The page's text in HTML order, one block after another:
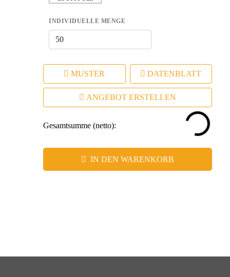
INDIVIDUELLE MENGE
MUSTER DATENBLATT
ANGEBOT ERSTELLEN
Gesamtsumme (netto):
IN DEN WARENKORB